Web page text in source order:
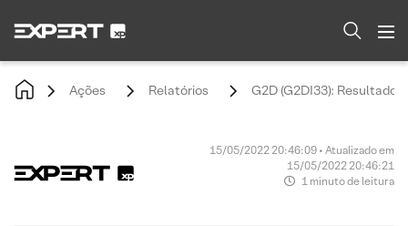
Ações Relatórios G2D (G2DI33):
15/05/2022 20:46:09 • Atualizado em
15/05/2022 20:46:21
1 minuto de leitura